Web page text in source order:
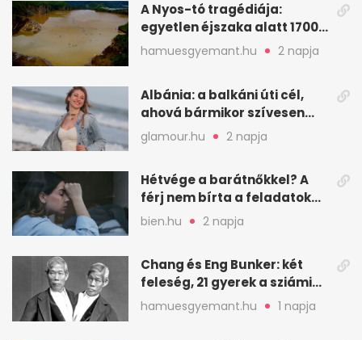
A Nyos-tó tragédiája:
egyetlen éjszaka alatt 1700
ember halt meg
hamuesgyemant.hu 2 napja
Albánia: a balkáni úti cél,
ahová bármikor szívesen
visszamennék
glamour.hu 2 napja
Hétvége a barátnőkkel? A
férj nem bírta a feladatokat,
a feleség levegőt kér
bien.hu 2 napja
Chang és Eng Bunker: két
feleség, 21 gyerek a sziámi
ikrek életében
hamuesgyemant.hu 1 napja